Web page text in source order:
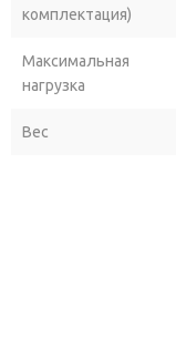
комплектация)
Максимальная
нагрузка
Вес